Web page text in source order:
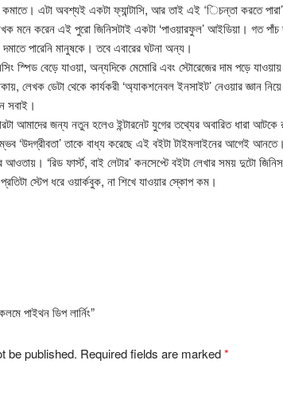
এটা অবশ্যই একটা ফ্যান্টাসি, আর তাই এই ‘িচন্তা করতে পারা’
করেন এই পুরো জিনিসটাই একটা ‘পাওয়ারফুল’ আইডিয়া। গত পাঁচ
পারেনি মানুষকে। তবে এবারের ঘটনা অন্য।
স্পিড বেড়ে যাওয়া, অন্যদিকে মেমোরি এবং স্টোরেজের দাম পড়ে যাওয়ায়
লেখক ডেটা থেকে কার্যকরী ‘অ্যাকশনেবল ইনসাইট’ নেওয়ার জ্ঞান
সবাই।
আমাদের জন্য নতুন হলেও ইন্টারনেট যুগের তথ্যের অবারিত ধারা
‘উদগ্রীবতা’ তাকে বাধ্য করেছে এই বইটা টাইমলাইনের আগেই
আওতায়। ‘রিড ফার্স্ট, বাই লেটার’ কনসেপ্টে বইটা লেখার সময় দুটো
স্টেপ ধরে ওয়ার্কবুক, না শিখে যাওয়ার স্কোপ কম।
পাইথন ডিপ লার্নিং”
be published. Required fields are marked*